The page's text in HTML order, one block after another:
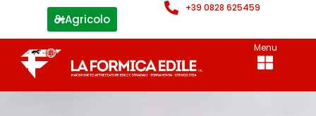
Agricolo
+39 0828 625459
Menu